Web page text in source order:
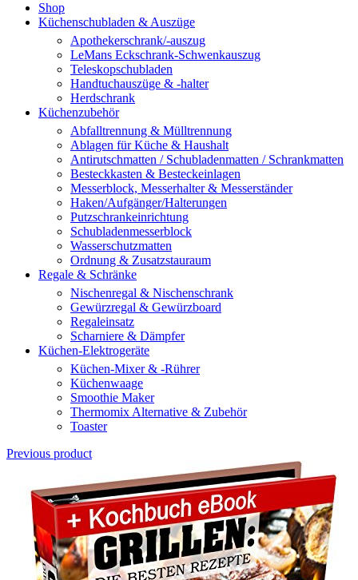
Shop
Küchenschubladen & Auszüge
Apothekerschrank/-auszug
LeMans Eckschrank-Schwenkauszug
Teleskopschubladen
Handtuchauszüge & -halter
Herdschrank
Küchenzubehör
Abfalltrennung & Mülltrennung
Ablagen für Küche & Haushalt
Antirutschmatten / Schubladenmatten / Schrankmatten
Besteckkasten & Besteckeinlagen
Messerblock, Messerhalter & Messerständer
Haken/Aufgänger/Halterungen
Putzschrankeinrichtung
Schubladenmesserblock
Wasserschutzmatten
Ordnung & Zusatzstauraum
Regale & Schränke
Nischenregal & Nischenschrank
Gewürzregal & Gewürzboard
Regaleinsatz
Scharniere & Dämpfer
Küchen-Elektrogeräte
Küchen-Mixer & -Rührer
Küchenwaage
Smoothie Maker
Thermomix Alternative & Zubehör
Toaster
Previous product